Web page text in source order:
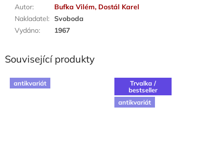
Autor:
Bufka Vilém, Dostál Karel
Nakladatel: Svoboda
Vydáno: 1967
Související produkty
antikvariát
Trvalka /
bestseller
antikvariát